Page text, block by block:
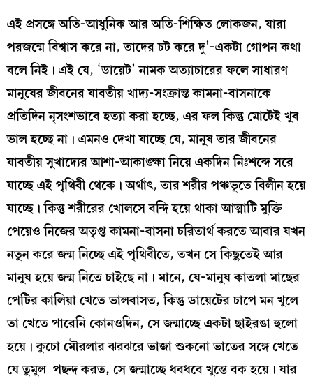
এই প্রসঙ্গে অতি-আধুনিক আর অতি-শিক্ষিত লোকজন, যারা
পরজন্মে বিশ্বাস করে না, তাদের চট করে দু’-একটা গোপন কথা
বলে নিই। এই যে, ‘ডায়েট’ নামক অত্যাচারের ফলে সাধারণ
মানুষের জীবনের যাবতীয় খাদ্য-সংক্রান্ত কামনা-বাসনাকে
প্রতিদিন নৃসংশভাবে হত্যা করা হচ্ছে, এর ফল কিন্তু মোটেই খুব
ভাল হচ্ছে না। এমনও দেখা যাচ্ছে যে, মানুষ তার জীবনের
যাবতীয় সুখাদ্যের আশা-আকাঙ্ক্ষা নিয়ে একদিন নিঃশব্দে সরে
যাচ্ছে এই পৃথিবী থেকে। অর্থাৎ, তার শরীর পঞ্চভূতে বিলীন হয়ে
যাচ্ছে। কিন্তু শরীরের খোলসে বন্দি হয়ে থাকা আত্মাটি মুক্তি
পেয়েও নিজের অতৃপ্ত কামনা-বাসনা চরিতার্থ করতে আবার যখন
নতুন করে জন্ম নিচ্ছে এই পৃথিবীতে, তখন সে কিছুতেই আর
মানুষ হয়ে জন্ম নিতে চাইছে না। মানে, যে-মানুষ কাতলা মাছের
পেটির কালিয়া খেতে ভালবাসত, কিন্তু ডায়েটের চাপে মন খুলে
তা খেতে পারেনি কোনওদিন, সে জন্মাচ্ছে একটা ছাইরঙা হুলো
হয়ে। কুচো মৌরলার ঝরঝরে ভাজা শুকনো ভাতের সঙ্গে খেতে
যে তুমুল পছন্দ করত, সে জন্মাচ্ছে ধবধবে খুন্তে বক হয়ে। যার